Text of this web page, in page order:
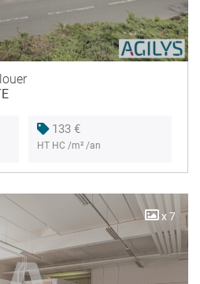
133 €
HT HC /m² /an
x 7